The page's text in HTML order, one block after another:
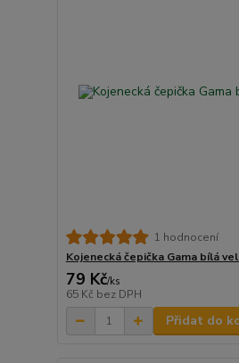
1 hodnocení
Kojenecká čepička Gama bílá
79 Kč/ks
65 Kč bez DPH
Přidat do